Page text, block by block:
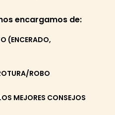
encargamos de:
(ENCERADO,
ROBO
MEJORES CONSEJOS